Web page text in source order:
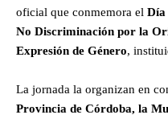
oficial que conmemora el Día
No Discriminación por la
Expresión de Género,
La jornada la organizan en
Provincia de Córdoba, la